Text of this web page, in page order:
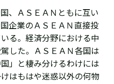
、ＡＳＥＡＮともに互い
企業のＡＳＥＡＮ直接投
る。経済分野における中
した。ＡＳＥＡＮ各国は
」と棲み分けるわけには
はもはや迷惑以外の何物